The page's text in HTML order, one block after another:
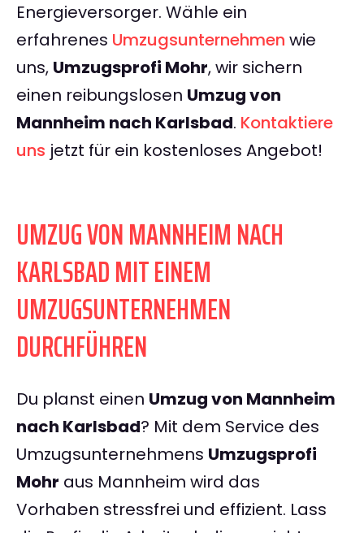
Energieversorger. Wähle ein
erfahrenes Umzugsunternehmen wie
uns, Umzugsprofi Mohr, wir sichern
einen reibungslosen Umzug von
Mannheim nach Karlsbad. Kontaktiere
uns jetzt für ein kostenloses Angebot!
UMZUG VON MANNHEIM NACH
KARLSBAD MIT EINEM
UMZUGSUNTERNEHMEN
DURCHFÜHREN
Du planst einen Umzug von Mannheim
nach Karlsbad? Mit dem Service des
Umzugsunternehmens Umzugsprofi
Mohr aus Mannheim wird das
Vorhaben stressfrei und effizient. Lass